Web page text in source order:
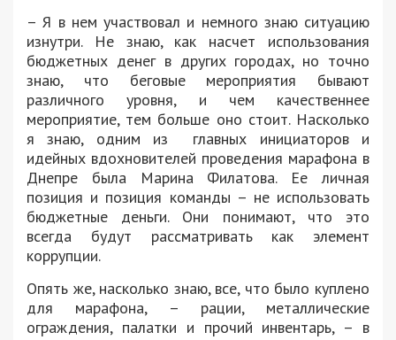
– Я в нем участвовал и немного знаю ситуацию
изнутри. Не знаю, как насчет использования
бюджетных денег в других городах, но точно
знаю, что беговые мероприятия бывают
различного уровня, и чем качественнее
мероприятие, тем больше оно стоит. Насколько
я знаю, одним из главных инициаторов и
идейных вдохновителей проведения марафона в
Днепре была Марина Филатова. Ее личная
позиция и позиция команды – не использовать
бюджетные деньги. Они понимают, что это
всегда будут рассматривать как элемент
коррупции.
Опять же, насколько знаю, все, что было куплено
для марафона, – рации, металлические
ограждения, палатки и прочий инвентарь, – в